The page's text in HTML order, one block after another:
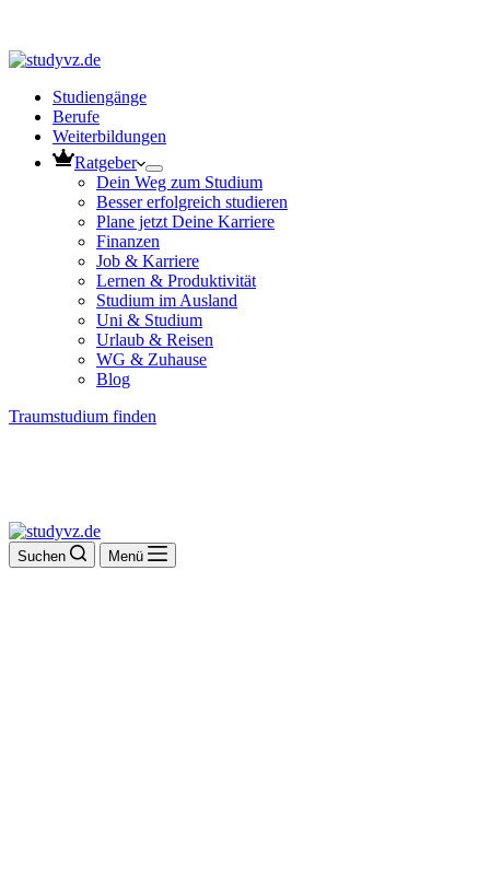
Studiengänge
Berufe
Weiterbildungen
Ratgeber
Dein Weg zum Studium
Besser erfolgreich studieren
Plane jetzt Deine Karriere
Finanzen
Job & Karriere
Lernen & Produktivität
Studium im Ausland
Uni & Studium
Urlaub & Reisen
WG & Zuhause
Blog
Traumstudium finden
Suchen Menü